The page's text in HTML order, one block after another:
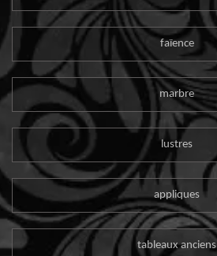
faïence
marbre
lustres
appliques
tableaux anciens